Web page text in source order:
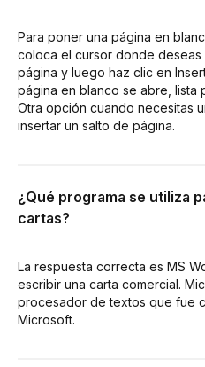
Para poner una página en
coloca el cursor donde
página y luego haz clic en
página en blanco se abre, lista
Otra opción cuando necesitas
insertar un salto de página.
¿Qué programa se utiliza
cartas?
La respuesta correcta es MS
escribir una carta comercial.
procesador de textos que fue
Microsoft.